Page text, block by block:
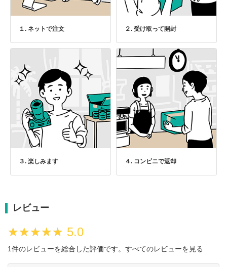
１. ネットで注文 ２. 受け取って開封
３. 楽しみます ４. コンビニで返却
レビュー
★★★★★
★★★★★ 5.0
1件のレビューを総合した評価です。 すべてのレビューを見る